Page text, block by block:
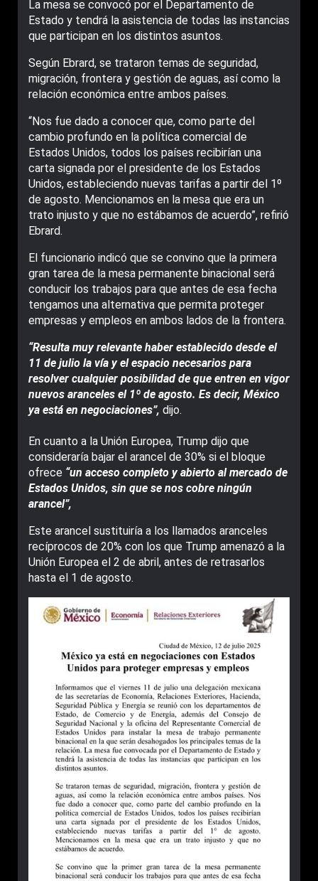
La mesa se convocó por el Departamento de
Estado y tendrá la asistencia de todas las instancias
que participan en los distintos asuntos.
Según Ebrard, se trataron temas de seguridad,
migración, frontera y gestión de aguas, así como la
relación económica entre ambos países.
“Nos fue dado a conocer que, como parte del
cambio profundo en la política comercial de
Estados Unidos, todos los países recibirían una
carta signada por el presidente de los Estados
Unidos, estableciendo nuevas tarifas a partir del 1º
de agosto. Mencionamos en la mesa que era un
trato injusto y que no estábamos de acuerdo”, refirió
Ebrard.
El funcionario indicó que se convino que la primera
gran tarea de la mesa permanente binacional será
conducir los trabajos para que antes de esa fecha
tengamos una alternativa que permita proteger
empresas y empleos en ambos lados de la frontera.
“Resulta muy relevante haber establecido desde el
11 de julio la vía y el espacio necesarios para
resolver cualquier posibilidad de que entren en vigor
nuevos aranceles el 1º de agosto. Es decir, México
ya está en negociaciones”, dijo.
En cuanto a la Unión Europea, Trump dijo que
consideraría bajar el arancel de 30% si el bloque
ofrece “un acceso completo y abierto al mercado de
Estados Unidos, sin que se nos cobre ningún
arancel”,
Este arancel sustituiría a los llamados aranceles
recíprocos de 20% con los que Trump amenazó a la
Unión Europea el 2 de abril, antes de retrasarlos
hasta el 1 de agosto.